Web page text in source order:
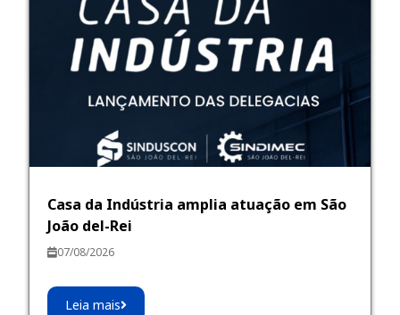
Casa da Indústria amplia atuação em São
João del-Rei
07/08/2026
Leia mais